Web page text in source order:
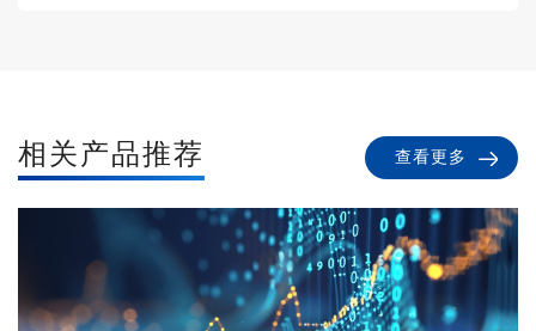
相关产品推荐 查看更多